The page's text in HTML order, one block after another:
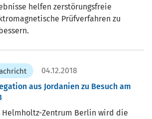
helfen zerstörungsfreie
Prüfverfahren zu
04.12.2018
aus Jordanien zu Besuch am
Helmholtz-Zentrum Berlin wird die